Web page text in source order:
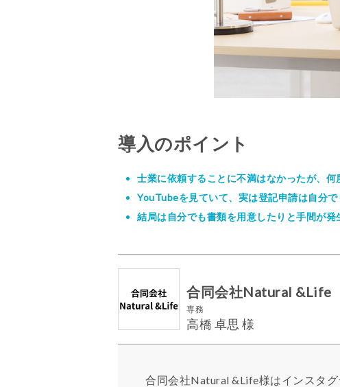
導入のポイント
士業に依頼することに不満はなかったが、
YouTubeを見ていて、実は登記申請は自分
結局は自分でも書類を用意したりと手間が
合同会社Natural &Life
専務
高橋 卓思 様
合同会社Natural &Life様はインスタ